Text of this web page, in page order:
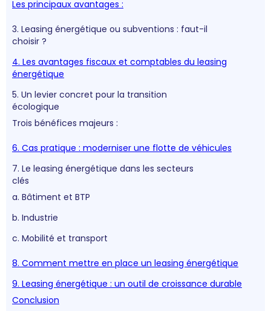
Les principaux avantages :
3. Leasing énergétique ou subventions : faut-il
choisir ?
4. Les avantages fiscaux et comptables du leasing
énergétique
5. Un levier concret pour la transition
écologique
Trois bénéfices majeurs :
6. Cas pratique : moderniser une flotte de véhicules
7. Le leasing énergétique dans les secteurs
clés
a. Bâtiment et BTP
b. Industrie
c. Mobilité et transport
8. Comment mettre en place un leasing énergétique
9. Leasing énergétique : un outil de croissance durable
Conclusion